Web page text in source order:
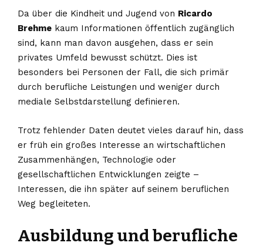
Da über die Kindheit und Jugend von Ricardo
Brehme kaum Informationen öffentlich zugänglich
sind, kann man davon ausgehen, dass er sein
privates Umfeld bewusst schützt. Dies ist
besonders bei Personen der Fall, die sich primär
durch berufliche Leistungen und weniger durch
mediale Selbstdarstellung definieren.
Trotz fehlender Daten deutet vieles darauf hin, dass
er früh ein großes Interesse an wirtschaftlichen
Zusammenhängen, Technologie oder
gesellschaftlichen Entwicklungen zeigte –
Interessen, die ihn später auf seinem beruflichen
Weg begleiteten.
Ausbildung und berufliche